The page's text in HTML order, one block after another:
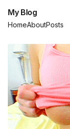
My Blog
HomeAboutPosts